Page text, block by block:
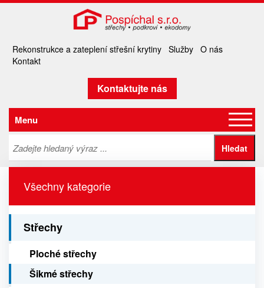
Rekonstrukce a zateplení střešní krytiny Služby O nás
Kontakt
Kontaktujte nás
Menu
Všechny kategorie
Střechy
Ploché střechy
Šikmé střechy